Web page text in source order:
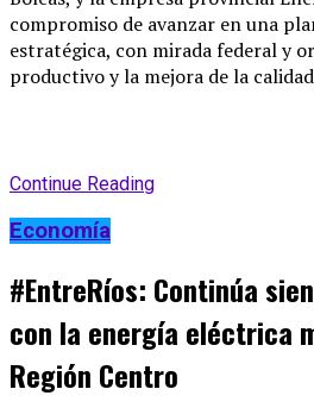
compromiso de avanzar en una
estratégica, con mirada federal y
productivo y la mejora de la
Continue Reading
Economía
#EntreRíos: Continúa
con la energía eléctrica
Región Centro